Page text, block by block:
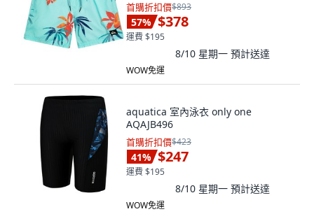
首購折扣價$893
57% $378
運費 $195
8/10 星期一 預計送達
WOW免運
aquatica 室內泳衣 only one
AQAJB496
首購折扣價$423
41% $247
運費 $195
8/10 星期一 預計送達
WOW免運